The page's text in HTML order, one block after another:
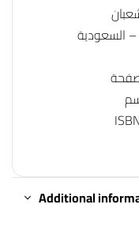
– السعودية
Additional